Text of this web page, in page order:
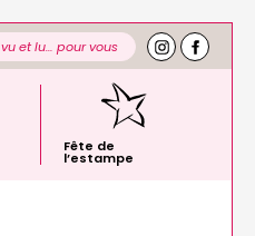
vu et lu… pour vous
Fête de
l’estampe